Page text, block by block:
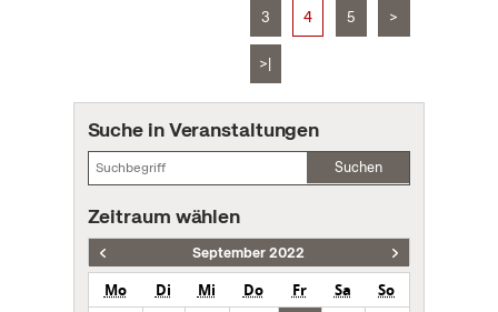
3 4 5 >
>|
Suche in Veranstaltungen
Suchen
Zeitraum wählen
September 2022
Mo Di Mi Do Fr Sa
So